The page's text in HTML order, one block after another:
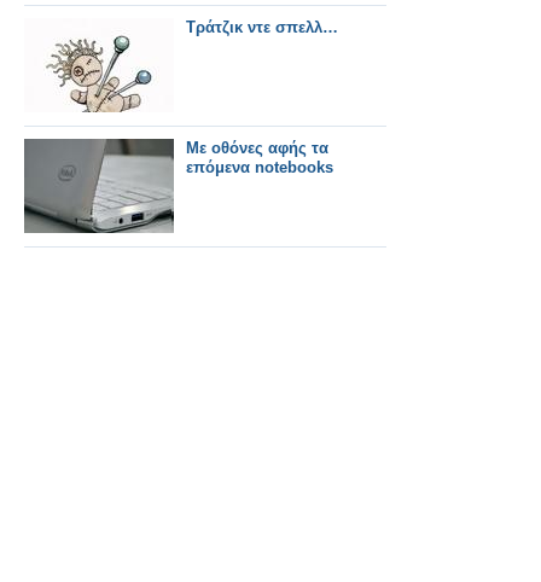
Τράτζικ ντε σπελλ…
Με οθόνες αφής τα
επόμενα notebooks